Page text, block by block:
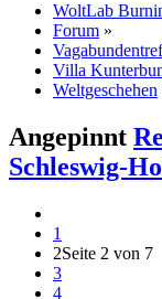
WoltLab
Forum »
Villa
Weltgeschehen
Angepinnt
Schleswig-
1
2Seite 2 von 7
3
4